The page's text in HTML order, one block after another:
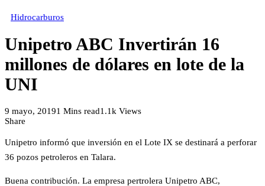
Hidrocarburos
Unipetro ABC Invertirán 16
millones de dólares en lote de la
UNI
9 mayo, 20191 Mins read1.1k Views
Share
Unipetro informó que inversión en el Lote IX se destinará a perforar
36 pozos petroleros en Talara.
Buena contribución. La empresa pertrolera Unipetro ABC,